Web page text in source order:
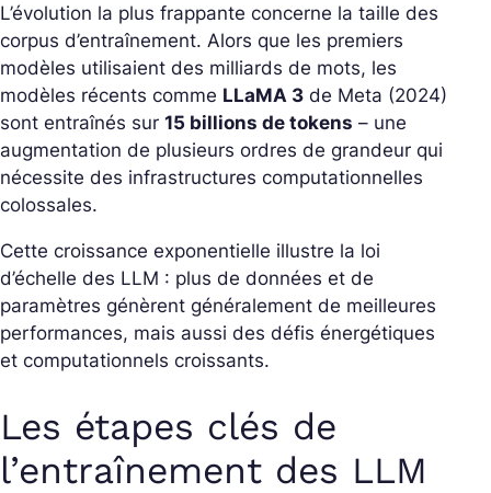
L’évolution la plus frappante concerne la taille des
corpus d’entraînement. Alors que les premiers
modèles utilisaient des milliards de mots, les
modèles récents comme LLaMA 3 de Meta (2024)
sont entraînés sur 15 billions de tokens – une
augmentation de plusieurs ordres de grandeur qui
nécessite des infrastructures computationnelles
colossales.
Cette croissance exponentielle illustre la loi
d’échelle des LLM : plus de données et de
paramètres génèrent généralement de meilleures
performances, mais aussi des défis énergétiques
et computationnels croissants.
Les étapes clés de
l’entraînement des LLM